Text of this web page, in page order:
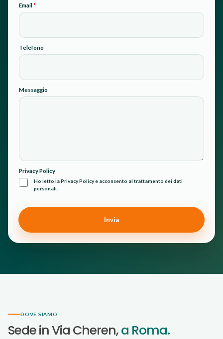
Email*
T
e
l
f
n
o
Telefono
Messaggio
Privacy Policy
Ho letto la Privacy Policy e acconsento al trattamento dei dati
personali.
Invia
DOVE SIAMO
Sede in Via Cheren,a Roma.